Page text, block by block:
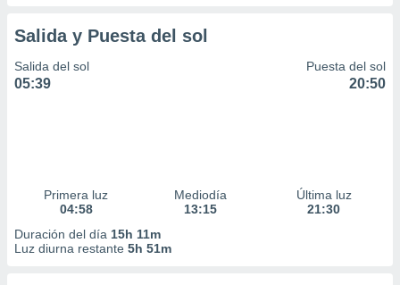
Salida y Puesta del sol
Salida del sol
05:39
Puesta del sol
20:50
Primera luz
04:58
Mediodía
13:15
Última luz
21:30
Duración del día 15h 11m
Luz diurna restante 5h 51m